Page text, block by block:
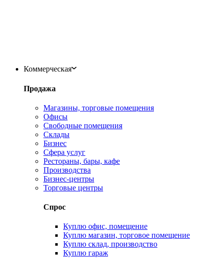
Коммерческая
Продажа
Магазины, торговые помещения
Офисы
Свободные помещения
Склады
Бизнес
Сфера услуг
Рестораны, бары, кафе
Производства
Бизнес-центры
Торговые центры
Спрос
Куплю офис, помещение
Куплю магазин, торговое помещение
Куплю склад, производство
Куплю гараж